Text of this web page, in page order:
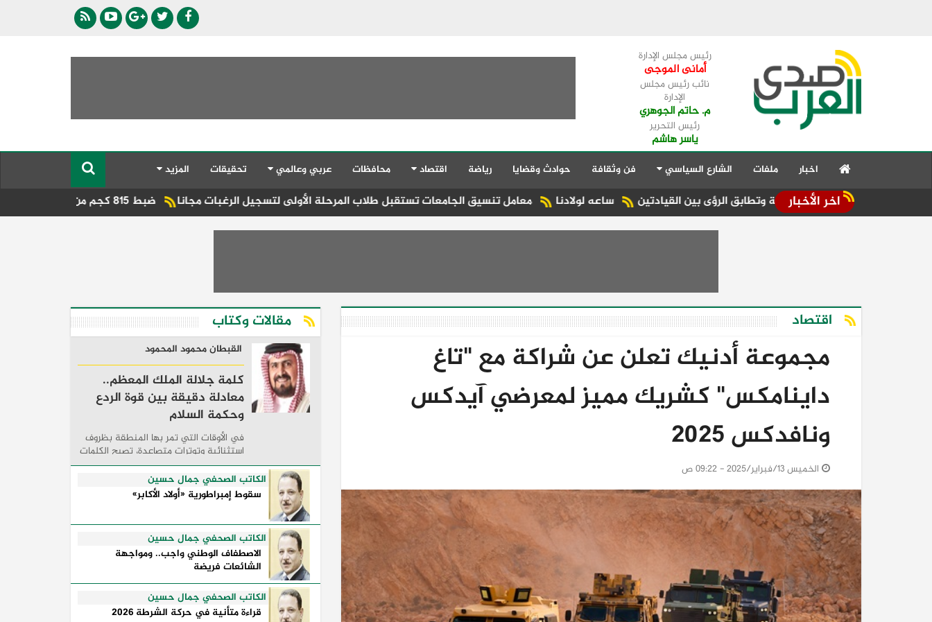
رئيس مجلس الإدارة
أمانى الموجى
نائب رئيس مجلس
الإدارة
م. حاتم الجوهري
رئيس التحرير
ياسر هاشم
اخبار ملفات الشارع السياسي فن وثقافة حوادث وقضايا رياضة اقتصاد محافظات عربي وعالمي تحقيقات المزيد
اخر الأخبار ضبط 815 كجم من النفايات الطبية الخطرة قبل تسريبها بكفر الشيخ معامل تنسيق الجامعات تستقبل طلاب المرحلة الأولى لتسجيل الرغبات مجانا ساعه لولادنا الإستراتيجية وتطابق الرؤى بين القيادتين
اقتصاد
مجموعة أدنيك تعلن عن شراكة مع "تاغ
داينامكس" كشريك مميز لمعرضي آيدكس
ونافدكس 2025
الخميس 13/فبراير/2025 - 09:22 ص
مقالات وكتاب
القبطان محمود المحمود
كلمة جلالة الملك المعظم..
معادلة دقيقة بين قوة الردع
وحكمة السلام
في الأوقات التي تمر بها المنطقة بظروف
استثنائية وتوترات متصاعدة، تصبح الكلمات
السياسية أكثر من مجرد مواقف معلنة؛ فهي
تكشف طريقة تفكير الدول، وكيفية إدارتها
للأزمات، والحدود التي تفصل بين القوة ...
الكاتب الصحفي جمال حسين
سقوط إمبراطورية «أولاد الأكابر»
الكاتب الصحفي جمال حسين
الاصطفاف الوطني واجب.. ومواجهة
الشائعات فريضة
الكاتب الصحفي جمال حسين
قراءة متأنية في حركة الشرطة 2026